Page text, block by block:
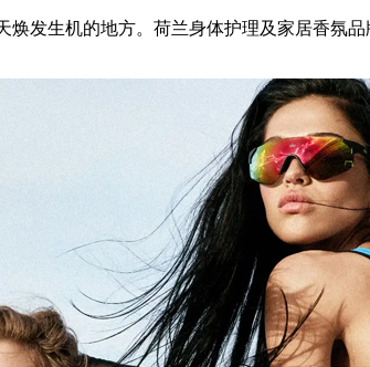
发生机的地方。荷兰身体护理及家居香氛品